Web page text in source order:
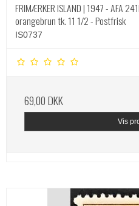
FRIMÆRKER ISLAND | 1947 - AFA
orangebrun tk. 11 1/2 - Postfrisk
IS0737
69,00 DKK
Vis